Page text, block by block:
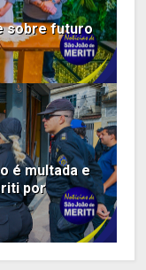
sobre futuro
é multada e
por